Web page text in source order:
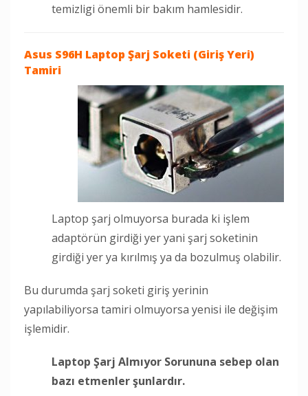
temizligi önemli bir bakım hamlesidir.
Asus S96H Laptop Şarj Soketi (Giriş Yeri)
Tamiri
Laptop şarj olmuyorsa burada ki işlem
adaptörün girdiği yer yani şarj soketinin
girdiği yer ya kırılmış ya da bozulmuş olabilir.
Bu durumda şarj soketi giriş yerinin
yapılabiliyorsa tamiri olmuyorsa yenisi ile değişim
işlemidir.
Laptop Şarj Almıyor Sorununa sebep olan
bazı etmenler şunlardır.